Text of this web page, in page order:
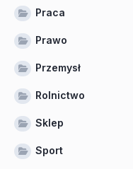
Praca
Prawo
Przemysł
Rolnictwo
Sklep
Sport